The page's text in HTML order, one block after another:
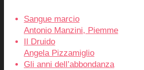
Sangue marcio
Antonio Manzini, Piemme
Il Druido
Angela Pizzamiglio
Gli anni dell’abbondanza